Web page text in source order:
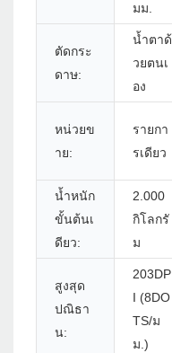
มม.
ตัดกระ
ดาษ:
น้ำตาด้
วยตนเ
อง
หน่วยข
าย:
รายกา
รเดียว
น้ำหนัก
ขั้นต้นเ
ดียว:
2.000
กิโลกรั
ม
สูงสุด
ปณิธา
น:
203DP
I (8DO
TS/ม
ม.)